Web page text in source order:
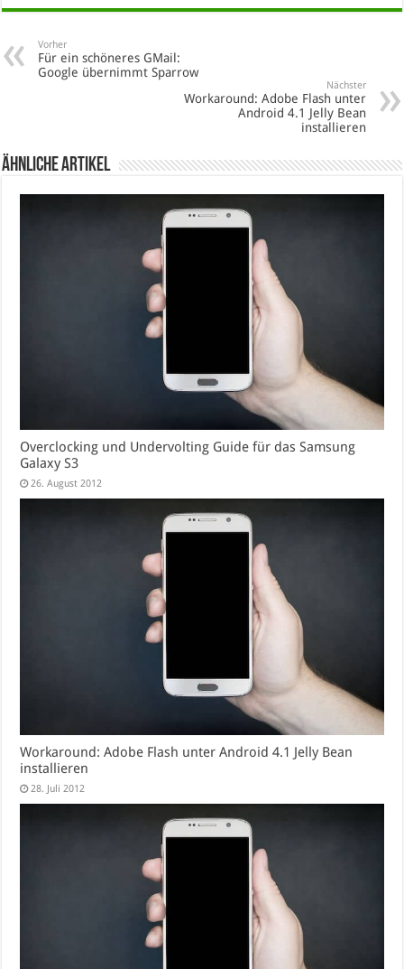
Vorher
Für ein schöneres GMail:
Google übernimmt Sparrow
Nächster
Workaround: Adobe Flash unter
Android 4.1 Jelly Bean
installieren
Ähnliche Artikel
Overclocking und Undervolting Guide für das Samsung
Galaxy S3
26. August 2012
Workaround: Adobe Flash unter Android 4.1 Jelly Bean
installieren
28. Juli 2012